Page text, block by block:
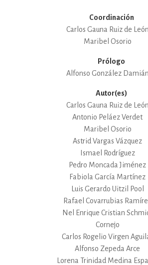
Coordinación
Carlos Gauna Ruiz de León
Maribel Osorio
Prólogo
Alfonso González Damián
Autor(es)
Carlos Gauna Ruiz de León
Antonio Peláez Verdet
Maribel Osorio
Astrid Vargas Vázquez
Ismael Rodríguez
Pedro Moncada Jiménez
Fabiola García Martínez
Luis Gerardo Uitzil Pool
Rafael Covarrubias
Nel Enrique Cristian
Cornejo
Carlos Rogelio Virgen
Alfonso Zepeda Arce
Lorena Trinidad Medina